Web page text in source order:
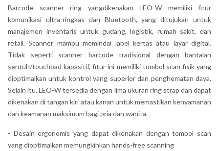
Barcode scanner ring yangdikenakan LEO-W memiliki fitur
komunikasi ultra-ringkas dan Bluetooth, yang ditujukan untuk
manajemen inventaris untuk gudang, logistik, rumah sakit, dan
retail. Scanner mampu memindai label kertas atau layar digital.
Tidak seperti scanner barcode tradisional dengan bantalan
sentuh/touchpad kapasitif, fitur ini memiliki tombol scan fisik yang
dioptimalkan untuk kontrol yang superior dan penghematan daya.
Selain itu, LEO-W tersedia dengan lima ukuran ring strap dan dapat
dikenakan di tangan kiri atau kanan untuk memastikan kenyamanan
dan keamanan maksimum bagi pria dan wanita.
- Desain ergonomis yang dapat dikenakan dengan tombol scan
yang dioptimalkan memungkinkan hands-free scanning